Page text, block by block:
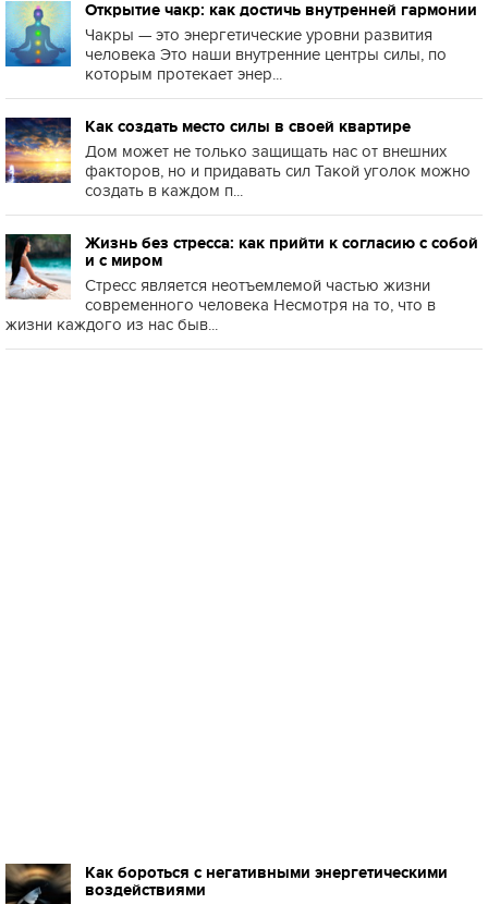
Открытие чакр: как достичь внутренней гармонии
Чакры — это энергетические уровни развития
человека Это наши внутренние центры силы, по
которым протекает энер...
Как создать место силы в своей квартире
Дом может не только защищать нас от внешних
факторов, но и придавать сил Такой уголок можно
создать в каждом п...
Жизнь без стресса: как прийти к согласию с собой
и с миром
Стресс является неотъемлемой частью жизни
современного человека Несмотря на то, что в
жизни каждого из нас быв...
Как бороться с негативными энергетическими
воздействиями